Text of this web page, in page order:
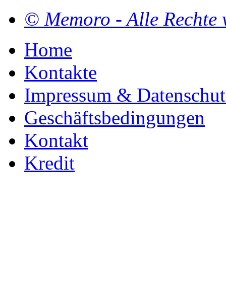
© Memoro - Alle Rechte
Home
Kontakte
Impressum &
Geschäftsbedingungen
Kontakt
Kredit